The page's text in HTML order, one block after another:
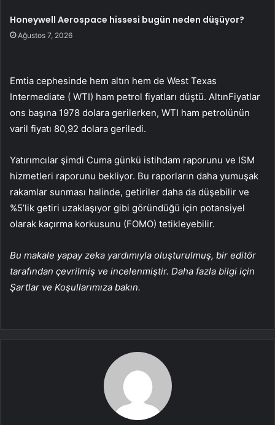
Honeywell Aerospace hissesi bugün neden düşüyor?
Ağustos 7, 2026
Emtia cephesinde hem altın hem de West Texas
Intermediate ( WTI) ham petrol fiyatları düştü. AltınFiyatlar
ons başına 1978 dolara gerilerken, WTI ham petrolünün
varil fiyatı 80,92 dolara geriledi.
Yatırımcılar şimdi Cuma günkü istihdam raporunu ve ISM
hizmetleri raporunu bekliyor. Bu raporların daha yumuşak
rakamlar sunması halinde, getiriler daha da düşebilir ve
%5’lik getiri uzaklaşıyor gibi göründüğü için potansiyel
olarak kaçırma korkusunu (FOMO) tetikleyebilir.
Bu makale yapay zeka yardımıyla oluşturulmuş, bir editör
tarafından çevrilmiş ve incelenmiştir. Daha fazla bilgi için
Şartlar ve Koşullarımıza bakın.